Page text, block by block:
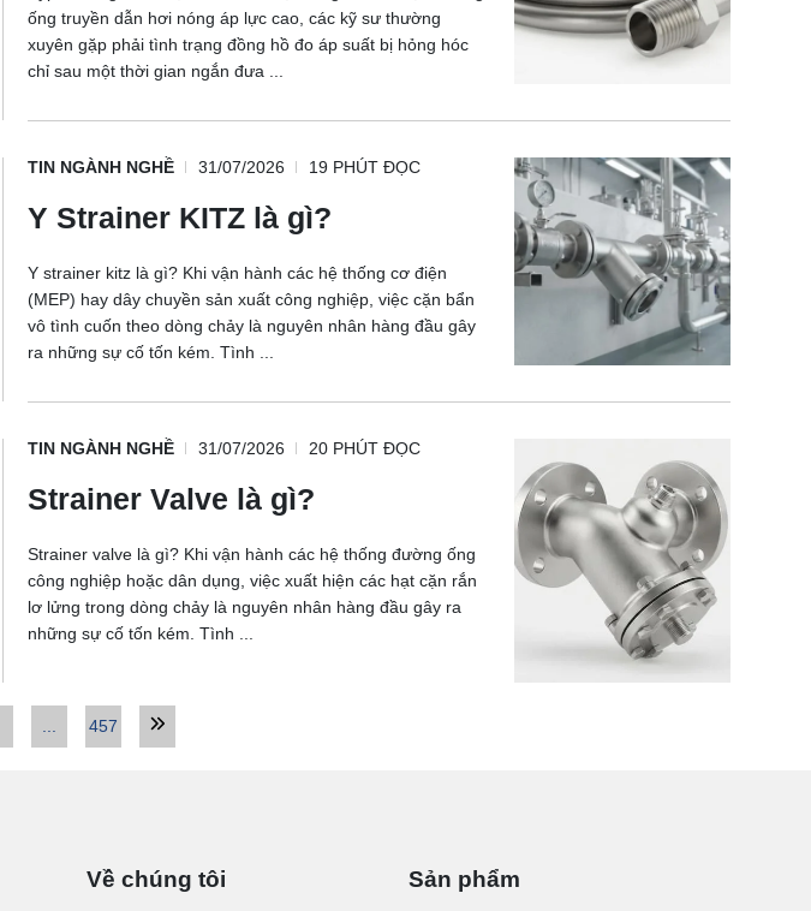
ống truyền dẫn hơi nóng áp lực cao, các kỹ sư thường
xuyên gặp phải tình trạng đồng hồ đo áp suất bị hỏng hóc
chỉ sau một thời gian ngắn đưa ...
TIN NGÀNH NGHỀ 31/07/2026 19 PHÚT ĐỌC
Y Strainer KITZ là gì?
Y strainer kitz là gì? Khi vận hành các hệ thống cơ điện
(MEP) hay dây chuyền sản xuất công nghiệp, việc cặn bẩn
vô tình cuốn theo dòng chảy là nguyên nhân hàng đầu gây
ra những sự cố tốn kém. Tình ...
TIN NGÀNH NGHỀ 31/07/2026 20 PHÚT ĐỌC
Strainer Valve là gì?
Strainer valve là gì? Khi vận hành các hệ thống đường ống
công nghiệp hoặc dân dụng, việc xuất hiện các hạt cặn rắn
lơ lửng trong dòng chảy là nguyên nhân hàng đầu gây ra
những sự cố tốn kém. Tình ...
457
Về chúng tôi Sản phẩm